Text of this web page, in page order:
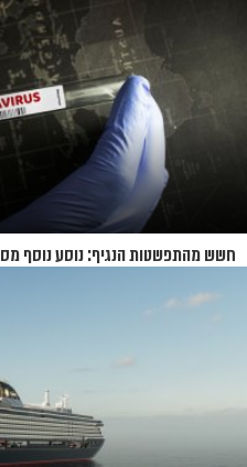
חשש מהתפשטות הנגיף: נוסע נוסף